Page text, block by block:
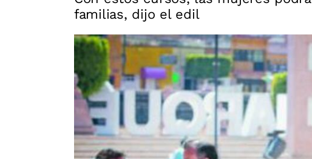
familias, dijo el edil